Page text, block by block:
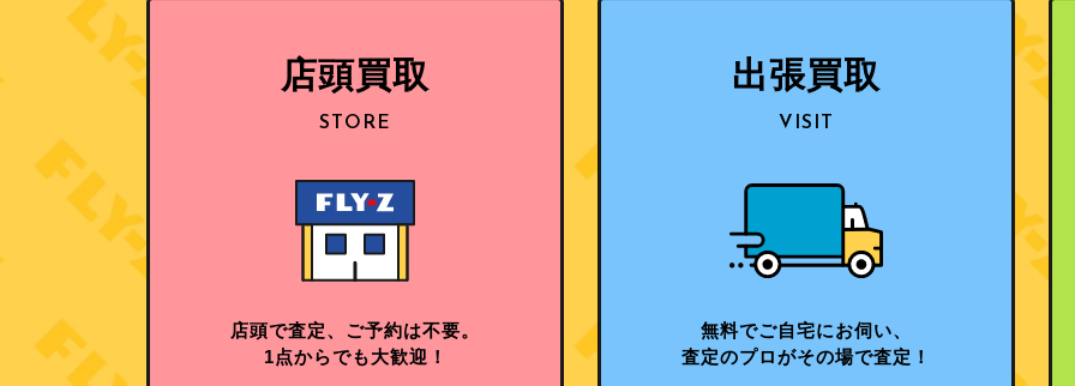
店頭買取
STORE
店頭で査定、ご予約は不要。
1点からでも大歓迎！
出張買取
VISIT
無料でご自宅にお伺い、
査定のプロがその場で査定！